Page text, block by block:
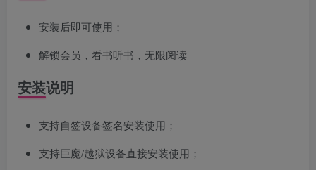
安装后即可使用；
解锁会员，看书听书，无限阅读
安装说明
支持自签设备签名安装使用；
支持巨魔/越狱设备直接安装使用；